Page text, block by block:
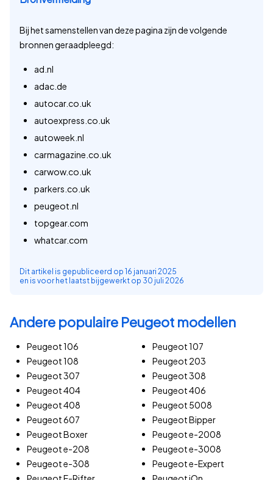
Bij het samenstellen van deze pagina zijn de volgende
bronnen geraadpleegd:
ad.nl
adac.de
autocar.co.uk
autoexpress.co.uk
autoweek.nl
carmagazine.co.uk
carwow.co.uk
parkers.co.uk
peugeot.nl
topgear.com
whatcar.com
Dit artikel is gepubliceerd op 16 januari 2025
en is voor het laatst bijgewerkt op 30 juli 2026
Andere populaire Peugeot modellen
Peugeot 106
Peugeot 107
Peugeot 108
Peugeot 203
Peugeot 307
Peugeot 308
Peugeot 404
Peugeot 406
Peugeot 408
Peugeot 5008
Peugeot 607
Peugeot Bipper
Peugeot Boxer
Peugeot e-2008
Peugeot e-208
Peugeot e-3008
Peugeot e-308
Peugeot e-Expert